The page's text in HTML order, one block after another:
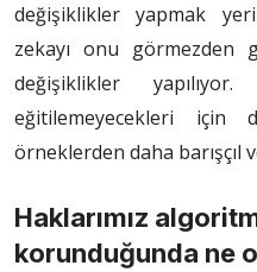
değişiklikler yapmak
zekayı onu görmezden
değişiklikler
eğitilemeyecekleri için
örneklerden daha barışçıl
Haklarımız
korunduğunda ne